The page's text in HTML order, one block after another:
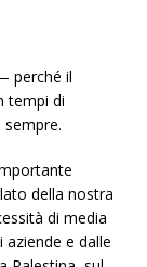
perché il
tempi di
sempre.
della nostra
di media
aziende e dalle